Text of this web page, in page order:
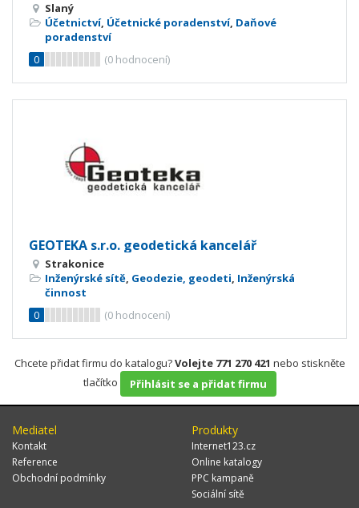
Slaný
Účetnictví, Účetnické poradenství, Daňové
poradenství
0
(0 hodnocení)
GEOTEKA s.r.o. geodetická kancelář
Strakonice
Inženýrské sítě, Geodezie, geodeti, Inženýrská
činnost
0
(0 hodnocení)
Chcete přidat firmu do katalogu?Volejte 771 270 421 nebo stiskněte
tlačítko
Přihlásit se a přidat firmu
Mediatel
Kontakt
Reference
Obchodní podmínky
Produkty
Internet123.cz
Online katalogy
PPC kampaně
Sociální sítě